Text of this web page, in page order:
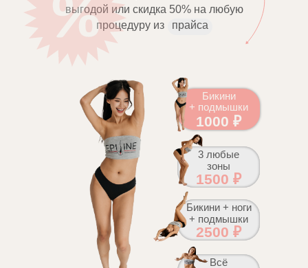
выгодой или скидка 50% на любую
процедуру из
прайса
Всё
2500 ₽
Бикини + ноги
+ подмышки
1500 ₽
3 любые
зоны
1000 ₽
Бикини
+ подмышки